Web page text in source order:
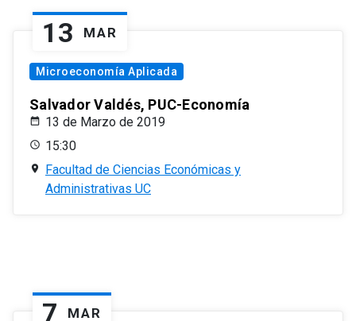
13 MAR
Microeconomía Aplicada
Salvador Valdés, PUC-Economía
13 de Marzo de 2019
15:30
Facultad de Ciencias Económicas y
Administrativas UC
7 MAR